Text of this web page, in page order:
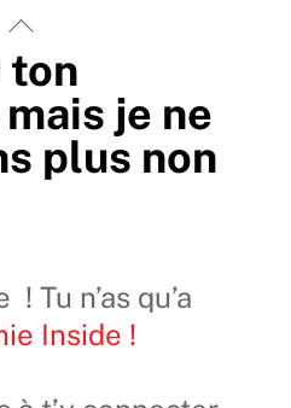
ton
je ne
plus non
Tu n’as qu’a
Inside !
Back
To
Top